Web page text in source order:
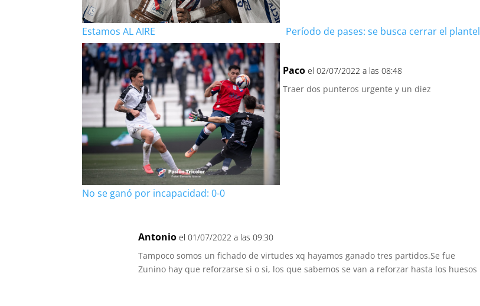
Estamos AL AIRE Período de pases: se busca cerrar el plantel
No se ganó por incapacidad: 0-0
Paco el 02/07/2022 a las 08:48
Traer dos punteros urgente y un diez
Antonio el 01/07/2022 a las 09:30
Tampoco somos un fichado de virtudes xq hayamos ganado tres partidos.Se fue
Zunino hay que reforzarse si o si, los que sabemos se van a reforzar hasta los huesos